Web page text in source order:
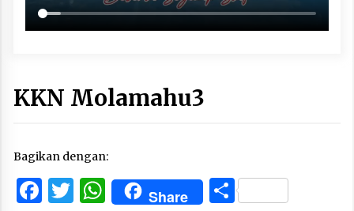
KKN Molamahu3
Bagikan dengan:
Facebook
Twitter
WhatsApp
Share Share